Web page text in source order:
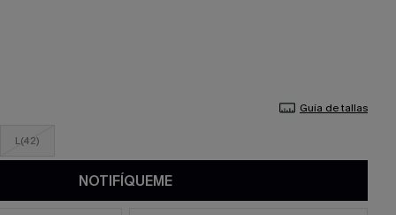
Guía de tallas
L(42)
NOTIFÍQUEME